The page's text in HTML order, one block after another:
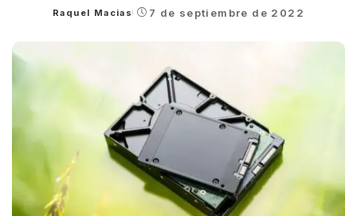
Posted
Raquel Macias 7 de septiembre de 2022